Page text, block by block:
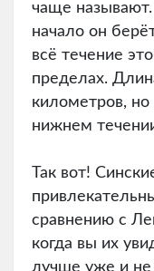
чаще
начало он
всё течение
пределах.
километров,
нижнем
Так вот!
сравнению с
когда вы их
лучше уже и не